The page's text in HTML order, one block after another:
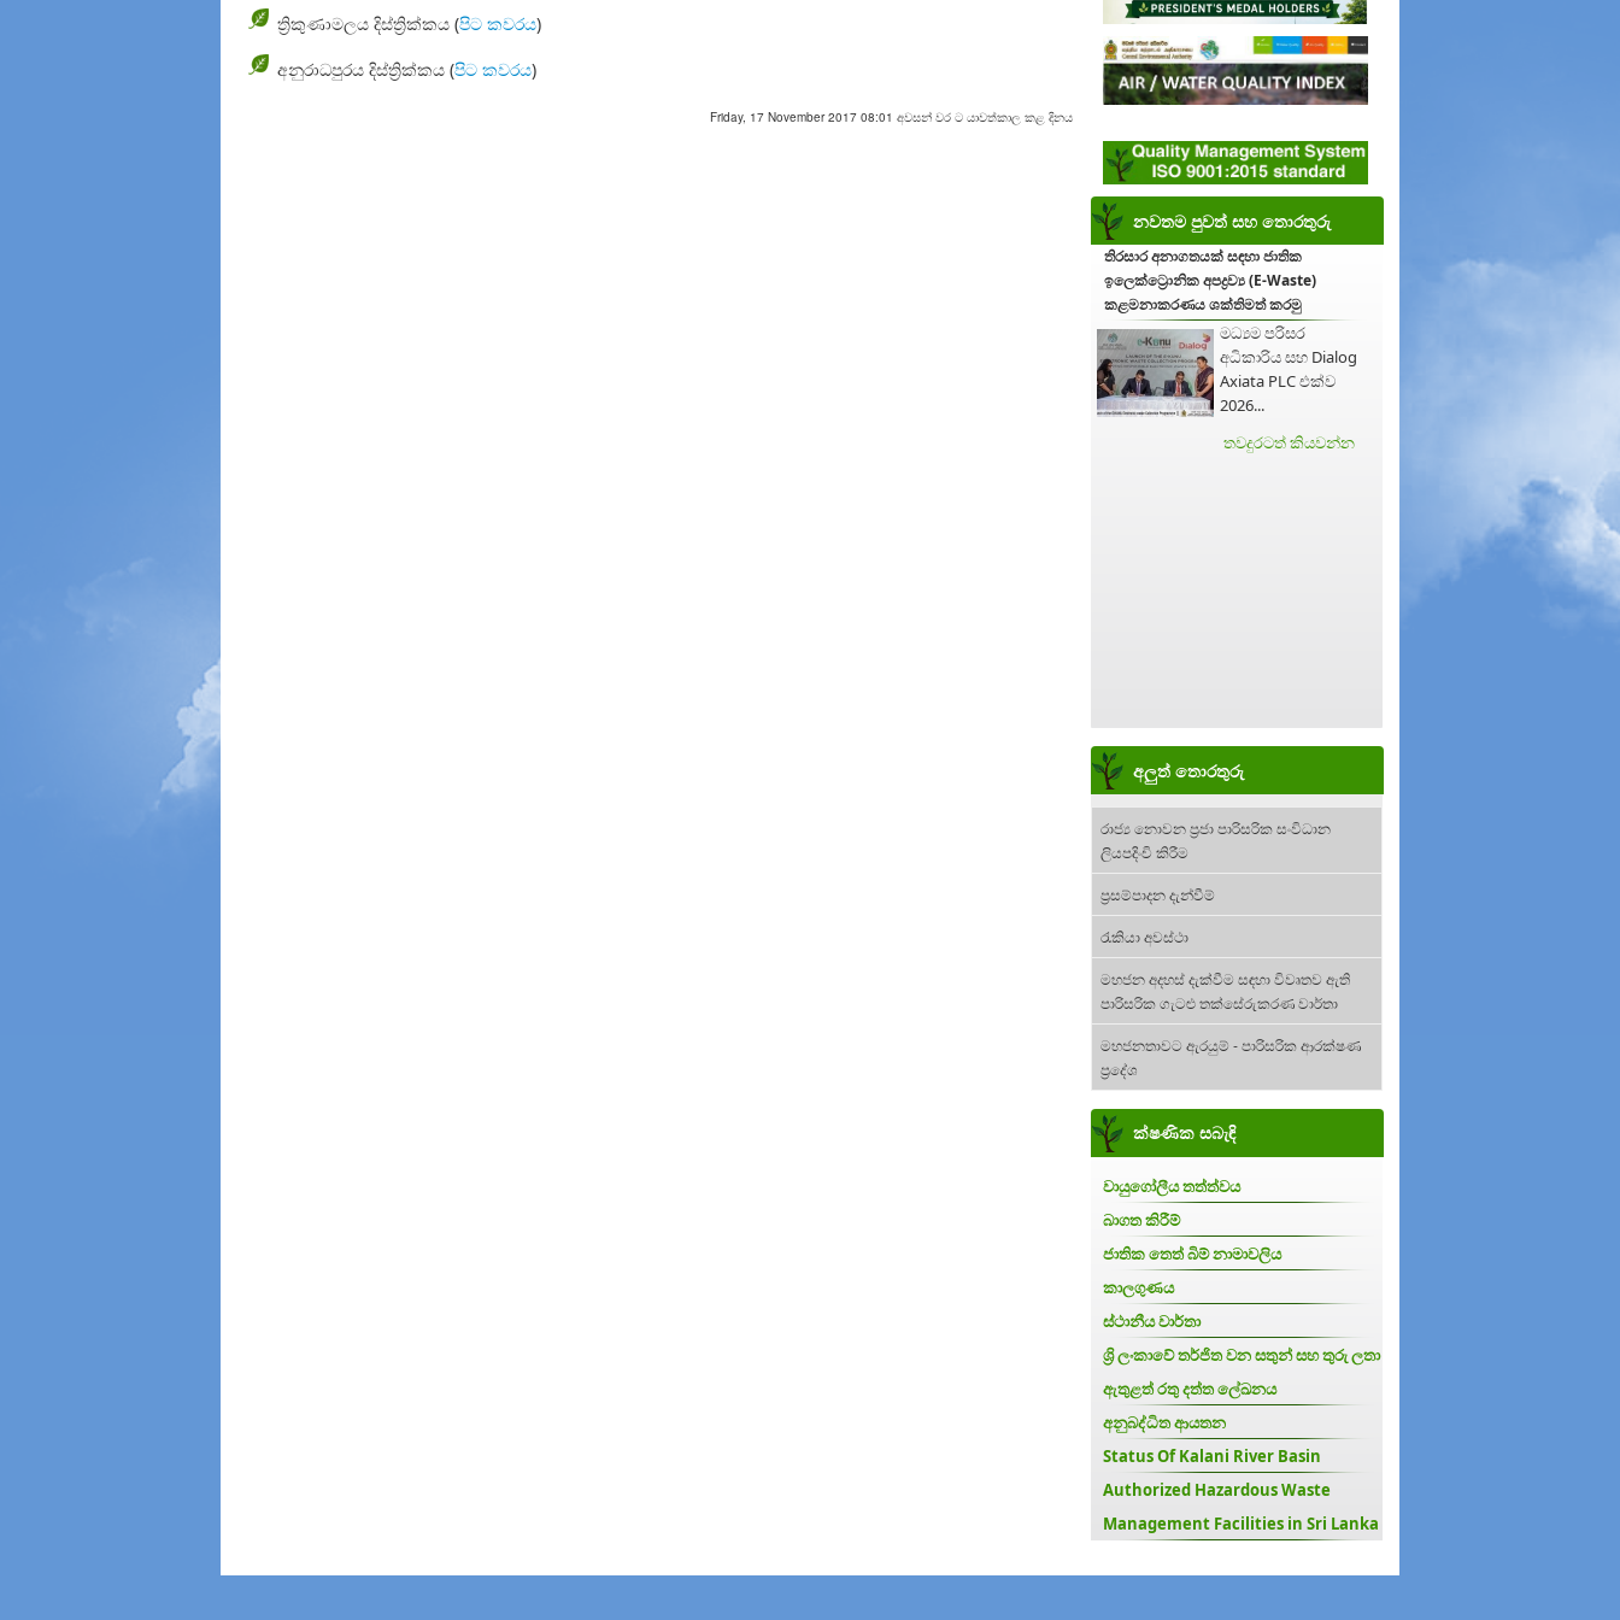
ත්‍රිකුණාමලය දිස්ත්‍රික්කය (පිට කවරය)
අනුරාධපුරය දිස්ත්‍රික්කය (පිට කවරය)
Friday, 17 November 2017 08:01 අවසන් වර ට යාවත්කාල කළ දිනය
නවතම පුවත් සහ තොරතුරු
තිරසාර අනාගතයක් සඳහා ජාතික
ඉලෙක්ට්‍රොනික අපද්‍රව්‍ය (E-Waste)
කළමනාකරණය ශක්තිමත් කරමු
මධ්‍යම පරිසර
අධිකාරිය සහ Dialog
Axiata PLC එක්ව
2026...
තවදුරටත් කියවන්න
අලුත් තොරතුරු
රාජ්‍ය නොවන ප්‍රජා පාරිසරික සංවිධාන
ලියපදිංචි කිරීම
ප්‍රසම්පාදන දැන්වීම්
රැකියා අවස්ථා
මහජන අදහස් දැක්වීම සඳහා විවෘතව ඇති
පාරිසරික ගැටළු තක්සේරුකරණ වාර්තා
මහජනතාවට ඇරයුම් - පාරිසරික ආරක්ෂණ
ප්‍රදේශ
ක්ෂණික සබැඳි
වායුගෝලීය තත්ත්වය
බාගත කිරීම්
ජාතික තෙත් බිම් නාමාවලිය
කාලගුණය
ස්ථානීය වාර්තා
ශ්‍රි ලංකාවේ තර්ජිත වන සතුන් සහ තුරු ලතා
ඇතුළත් රතු දත්ත ලේඛනය
අනුබද්ධිත ආයතන
Status Of Kalani River Basin
Authorized Hazardous Waste
Management Facilities in Sri Lanka